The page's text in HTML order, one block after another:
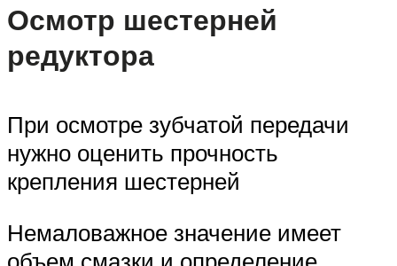
Осмотр шестерней
редуктора
При осмотре зубчатой передачи
нужно оценить прочность
крепления шестерней
Немаловажное значение имеет